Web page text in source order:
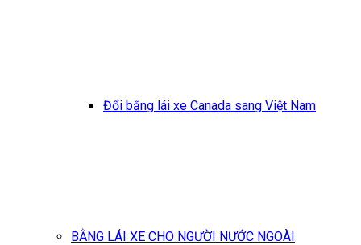
Đổi bằng lái xe Canada sang Việt Nam
BẰNG LÁI XE CHO NGƯỜI NƯỚC NGOÀI